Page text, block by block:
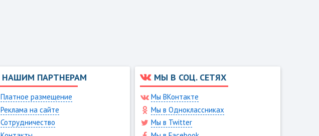
НАШИМ ПАРТНЕРАМ
Платное размещение
Реклама на сайте
Сотрудничество
МЫ В СОЦ. СЕТЯХ
Мы ВКонтакте
Мы в Одноклассниках
Мы в Twitter